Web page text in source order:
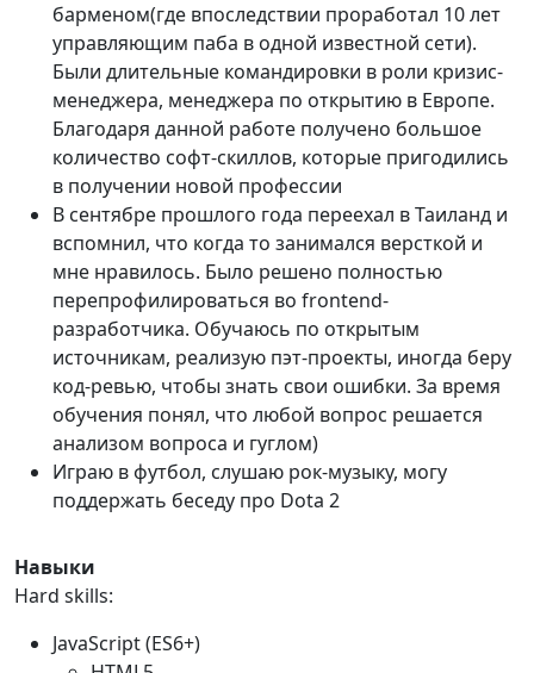
барменом(где впоследствии проработал 10 лет
управляющим паба в одной известной сети).
Были длительные командировки в роли кризис-
менеджера, менеджера по открытию в Европе.
Благодаря данной работе получено большое
количество софт-скиллов, которые пригодились
в получении новой профессии
В сентябре прошлого года переехал в Таиланд и
вспомнил, что когда то занимался версткой и
мне нравилось. Было решено полностью
перепрофилироваться во frontend-
разработчика. Обучаюсь по открытым
источникам, реализую пэт-проекты, иногда беру
код-ревью, чтобы знать свои ошибки. За время
обучения понял, что любой вопрос решается
анализом вопроса и гуглом)
Играю в футбол, слушаю рок-музыку, могу
поддержать беседу про Dota 2
Навыки
Hard skills:
JavaScript (ES6+)